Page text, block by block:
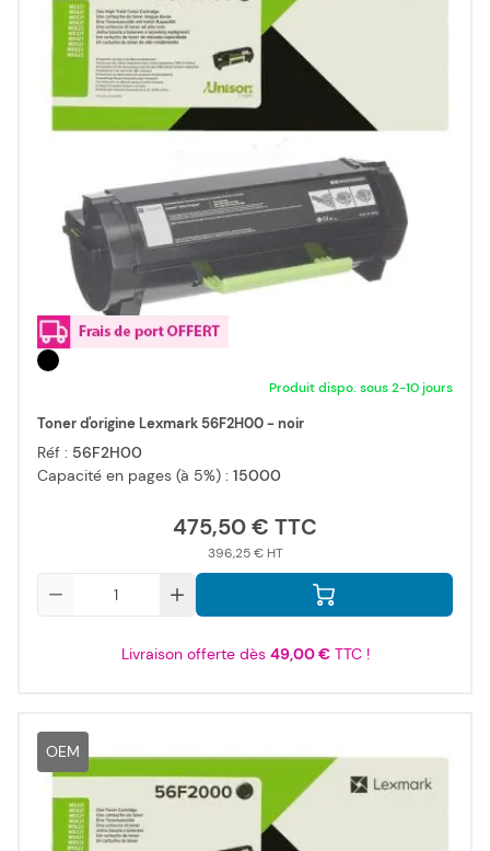
Produit dispo. sous 2-10 jours
Toner d'origine Lexmark 56F2H00 - noir
Réf : 56F2H00
Capacité en pages (à 5%) : 15000
475,50 €
396,25 €
Livraison offerte dès 49,00 €TTC !
OEM